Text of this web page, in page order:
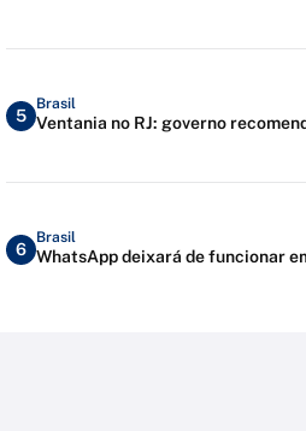
5
Brasil
Ventania no RJ: governo
6
Brasil
WhatsApp deixará de funcionar